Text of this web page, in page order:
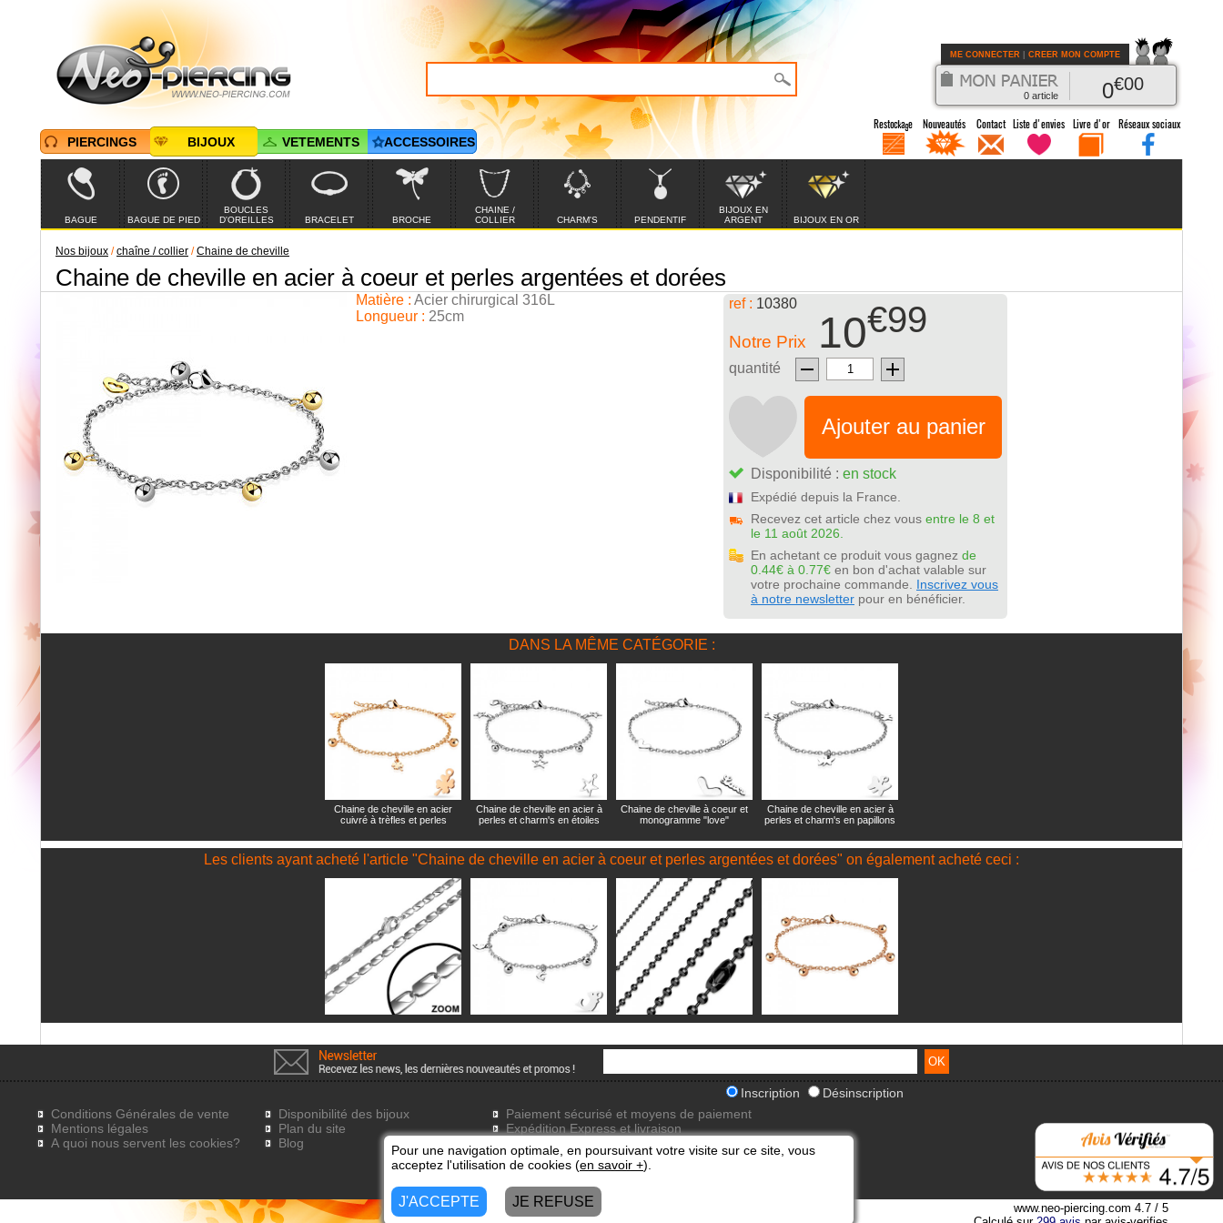
0 article 0€00
ME CONNECTER CREER MON COMPTE
PIERCINGS BIJOUX
BAGUE BAGUE DE PIED
BOUCLES
D'OREILLES
BRACELET BROCHE
CHAINE /
COLLIER
CHARM'S PENDENTIF
BIJOUX EN
ARGENT
BIJOUX EN OR
VETEMENTS ACCESSOIRES
Nos bijoux /chaîne / collier /Chaine de cheville
Chaine de cheville en acier à coeur et perles argentées et dorées
ref : 10380
Notre Prix 10€99
quantité
Ajouter au panier
Disponibilité : en stock
Expédié depuis la France.
Recevez cet article chez vous entre le 8 et
le 11 août 2026.
En achetant ce produit vous gagnez de
0.44€ à 0.77€ en bon d'achat valable sur
votre prochaine commande. Inscrivez vous
à notre newsletter pour en bénéficier.
Matière : Acier chirurgical 316L
Longueur : 25cm
DANS LA MÊME CATÉGORIE :
Chaine de cheville en acier
cuivré à trèfles et perles
Chaine de cheville en acier à
perles et charm's en étoiles
Chaine de cheville à coeur et
monogramme "love"
Chaine de cheville en acier à
perles et charm's en papillons
Les clients ayant acheté l'article "Chaine de cheville en acier à coeur et perles argentées et dorées" on également acheté ceci :
Inscription
Désinscription
Conditions Générales de vente
Mentions légales
A quoi nous servent les cookies?
Disponibilité des bijoux
Plan du site
Blog
Paiement sécurisé et moyens de paiement
Expédition Express et livraison
Frais de port gratuits
www.neo-piercing.com 4.7 / 5
© Neo-piercing
Pour une navigation optimale, en poursuivant votre visite sur ce site, vous
acceptez l'utilisation de cookies (en savoir +).
J'ACCEPTE JE REFUSE